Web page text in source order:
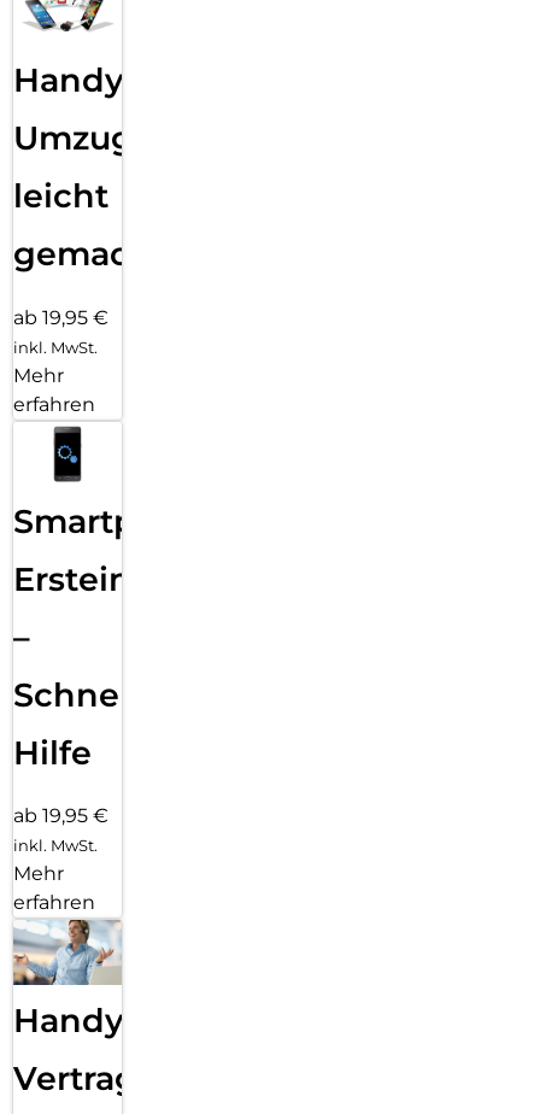
Handy
Umzug
leicht
gemacht!
ab 19,95 €
inkl. MwSt.
Mehr
erfahren
Smartphone
Ersteinrichtung
–
Schnelle
Hilfe
ab 19,95 €
inkl. MwSt.
Mehr
erfahren
Handy
Vertragsabwicklung